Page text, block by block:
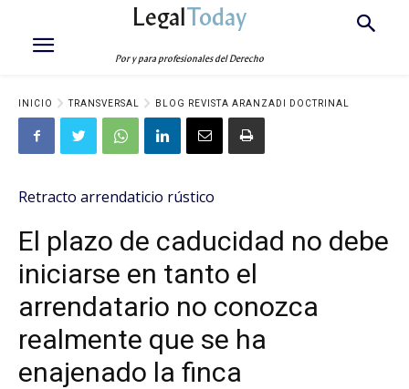
LegalToday
Por y para profesionales del Derecho
INICIO TRANSVERSAL BLOG REVISTA ARANZADI DOCTRINAL
Retracto arrendaticio rústico
El plazo de caducidad no debe
iniciarse en tanto el
arrendatario no conozca
realmente que se ha
enajenado la finca